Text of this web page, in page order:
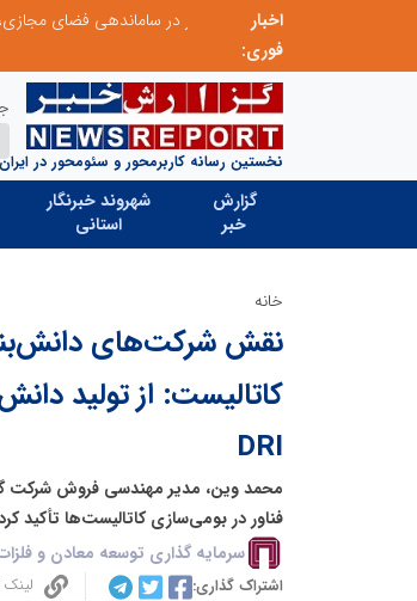
اخبار
فوری:
نخستین رسانه کاربرمحور و سئومحور در
گزارش
خبر
شهروند خبرنگار
استانی
خانه
نقش شرکت‌های
کاتالیست: از تولید
DRI
محمد وین، مدیر مهندسی فروش شرکت
فناور در بومی‌سازی کاتالیست‌ها تأکید
سرمایه گذاری توسعه معادن و
اشتراک گذاری:
لینک